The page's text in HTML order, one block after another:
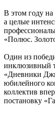
В этом году на
а целые
«Полюс.
Один из
инклюзивный
«Дневники
юбилейного
коллектив
постановку